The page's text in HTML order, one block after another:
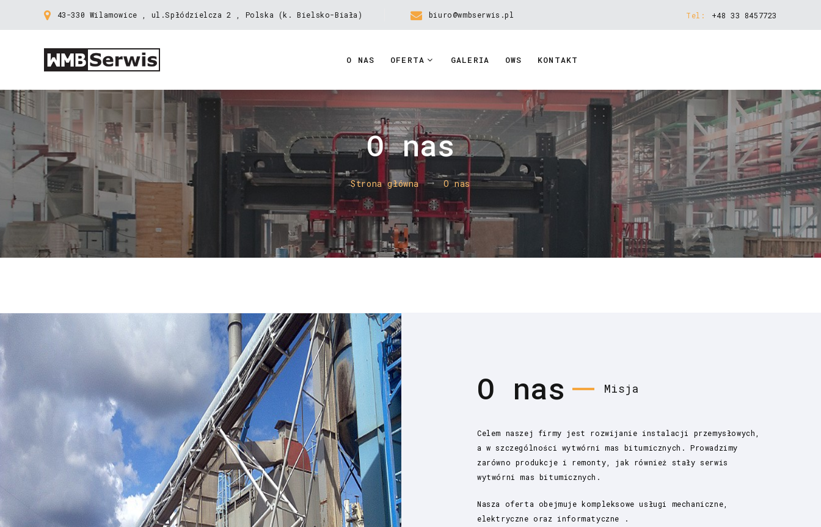
43-330 Wilamowice , ul.Spłódzielcza 2 , Polska (k. Bielsko-Biała) biuro@wmbserwis.pl Tel: +48 33 8457723
O NAS OFERTA GALERIA OWS KONTAKT
O nas
Strona główna O nas
O nas Misja
Celem naszej firmy jest rozwijanie instalacji przemysłowych,
a w szczególności wytwórni mas bitumicznych. Prowadzimy
zarówno produkcje i remonty, jak również stały serwis
wytwórni mas bitumicznych.
Nasza oferta obejmuje kompleksowe usługi mechaniczne,
elektryczne oraz informatyczne .